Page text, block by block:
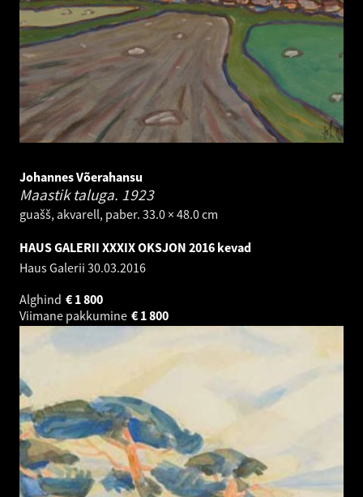
Johannes Võerahansu
Maastik taluga. 1923
guašš, akvarell, paber. 33.0 × 48.0 cm
HAUS GALERII XXXIX OKSJON 2016 kevad
Haus Galerii 30.03.2016
Alghind
1 800
€
Viimane pakkumine
1 800
€